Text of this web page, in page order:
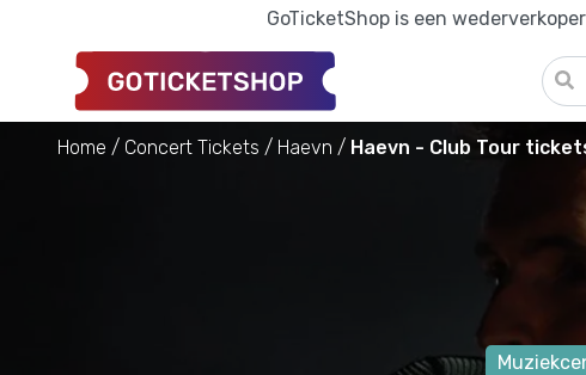
GoTicketShop is een
Home Concert Tickets Haevn Haevn - Club Tour